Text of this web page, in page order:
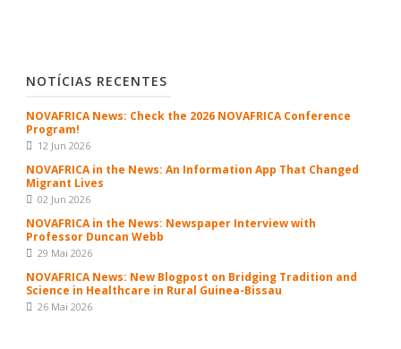
NOTÍCIAS RECENTES
NOVAFRICA News: Check the 2026 NOVAFRICA Conference
Program!
12 Jun 2026
NOVAFRICA in the News: An Information App That Changed
Migrant Lives
02 Jun 2026
NOVAFRICA in the News: Newspaper Interview with
Professor Duncan Webb
29 Mai 2026
NOVAFRICA News: New Blogpost on Bridging Tradition and
Science in Healthcare in Rural Guinea-Bissau
26 Mai 2026